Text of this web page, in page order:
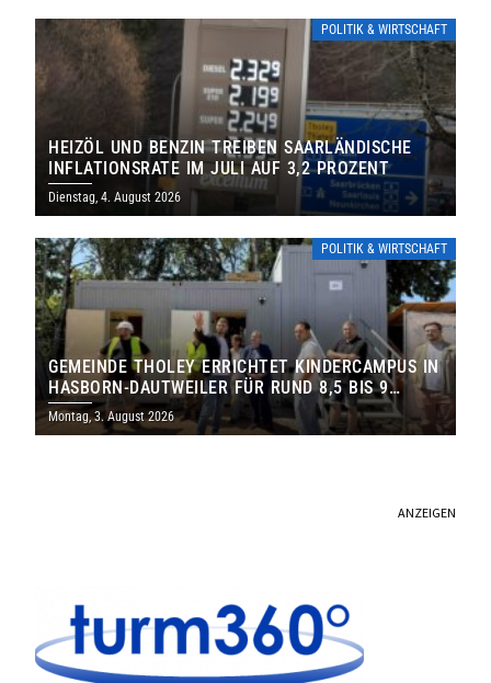
POLITIK & WIRTSCHAFT
HEIZÖL UND BENZIN TREIBEN SAARLÄNDISCHE
INFLATIONSRATE IM JULI AUF 3,2 PROZENT
Dienstag, 4. August 2026
POLITIK & WIRTSCHAFT
GEMEINDE THOLEY ERRICHTET KINDERCAMPUS IN
HASBORN-DAUTWEILER FÜR RUND 8,5 BIS 9
MILLIONEN EURO
Montag, 3. August 2026
ANZEIGEN